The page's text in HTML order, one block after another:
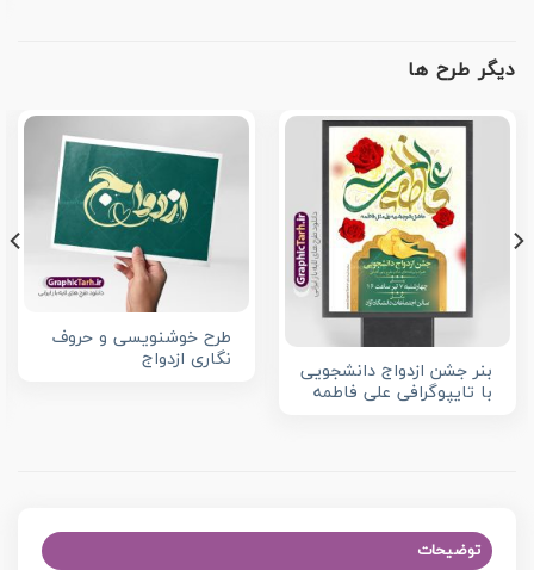
دیگر طرح ها
بنر جشن ازدواج دانشجویی
با تایپوگرافی علی فاطمه
طرح خوشنویسی و حروف
نگاری ازدواج
توضیحات